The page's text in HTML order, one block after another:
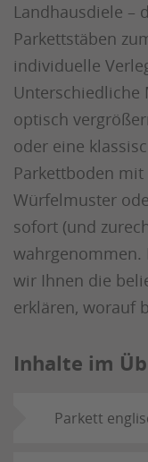
Landhausdiele –
Parkettstäben
individuelle
Unterschiedliche
optisch
oder eine
Parkettboden mit
Würfelmuster
sofort (und
wahrgenommen.
wir Ihnen die
erklären, worauf
Inhalte im
Parkett